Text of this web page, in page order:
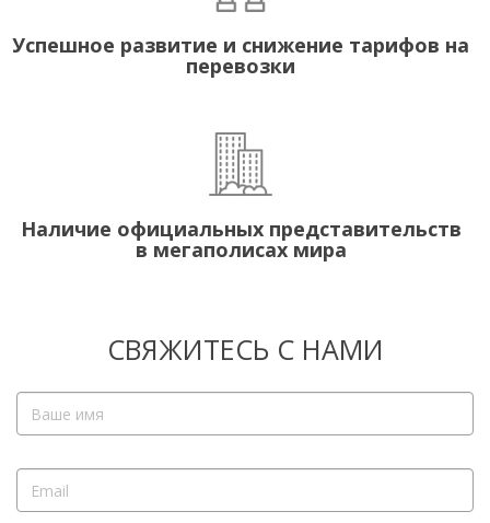
Успешное развитие и снижение тарифов на
перевозки
Наличие официальных представительств
в мегаполисах мира
СВЯЖИТЕСЬ С НАМИ